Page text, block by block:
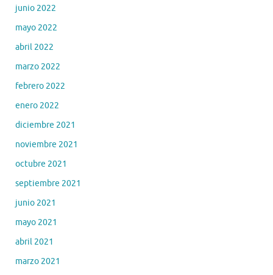
junio 2022
mayo 2022
abril 2022
marzo 2022
febrero 2022
enero 2022
diciembre 2021
noviembre 2021
octubre 2021
septiembre 2021
junio 2021
mayo 2021
abril 2021
marzo 2021